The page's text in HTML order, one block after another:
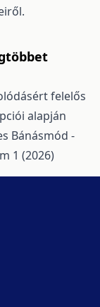
felelős
alapján
Bánásmód -
1 (2026)